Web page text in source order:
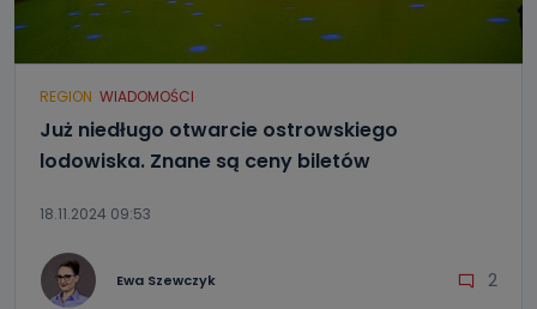
REGION WIADOMOŚCI
Już niedługo otwarcie ostrowskiego
lodowiska. Znane są ceny biletów
18.11.2024 09:53
Ewa Szewczyk 2